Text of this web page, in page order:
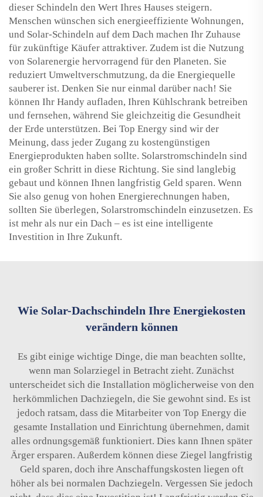
dieser Schindeln den Wert Ihres Hauses steigern.
Menschen wünschen sich energieeffiziente Wohnungen,
und Solar-Schindeln auf dem Dach machen Ihr Zuhause
für zukünftige Käufer attraktiver. Zudem ist die Nutzung
von Solarenergie hervorragend für den Planeten. Sie
reduziert Umweltverschmutzung, da die Energiequelle
sauberer ist. Denken Sie nur einmal darüber nach! Sie
können Ihr Handy aufladen, Ihren Kühlschrank betreiben
und fernsehen, während Sie gleichzeitig die Gesundheit
der Erde unterstützen. Bei Top Energy sind wir der
Meinung, dass jeder Zugang zu kostengünstigen
Energieprodukten haben sollte. Solarstromschindeln sind
ein großer Schritt in diese Richtung. Sie sind langlebig
gebaut und können Ihnen langfristig Geld sparen. Wenn
Sie also genug von hohen Energierechnungen haben,
sollten Sie überlegen, Solarstromschindeln einzusetzen. Es
ist mehr als nur ein Dach – es ist eine intelligente
Investition in Ihre Zukunft.
Wie Solar-Dachschindeln Ihre Energiekosten
verändern können
Es gibt einige wichtige Dinge, die man beachten sollte,
wenn man Solarziegel in Betracht zieht. Zunächst
unterscheidet sich die Installation möglicherweise von den
herkömmlichen Dachziegeln, die Sie gewohnt sind. Es ist
jedoch ratsam, dass die Mitarbeiter von Top Energy die
gesamte Installation und Einrichtung übernehmen, damit
alles ordnungsgemäß funktioniert. Dies kann Ihnen später
Ärger ersparen. Außerdem können diese Ziegel langfristig
Geld sparen, doch ihre Anschaffungskosten liegen oft
höher als bei normalen Dachziegeln. Vergessen Sie jedoch